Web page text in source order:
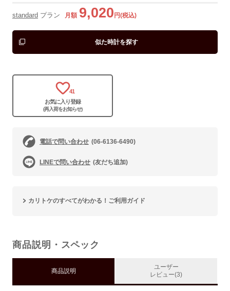
standard プラン 月額 9,020 円(税込)
似た時計を探す
41
お気に入り登録
(再入荷をお知らせ)
電話で問い合わせ (06-6136-6490)
LINEで問い合わせ (友だち追加)
カリトケのすべてがわかる！ご利用ガイド
商品説明・スペック
商品説明
ユーザー
レビュー(3)